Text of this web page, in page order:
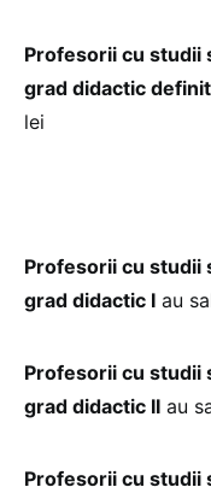
Profesorii cu studii
grad didactic
lei
Profesorii cu studii
grad didactic I au
Profesorii cu studii
grad didactic II au
Profesorii cu studii